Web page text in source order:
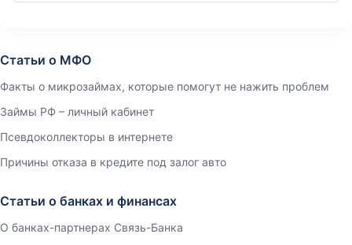
Статьи о МФО
Факты о микрозаймах, которые помогут не нажить проблем
Займы РФ – личный кабинет
Псевдоколлекторы в интернете
Причины отказа в кредите под залог авто
Статьи о банках и финансах
О банках-партнерах Связь-Банка